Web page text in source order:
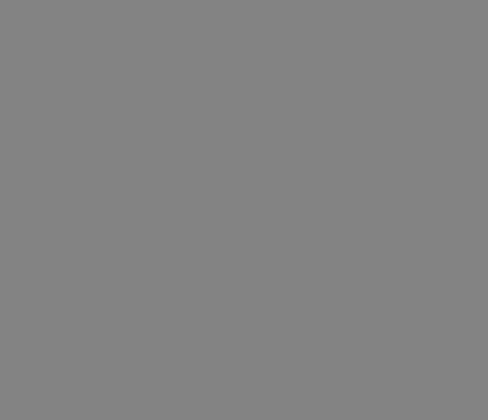
können nicht